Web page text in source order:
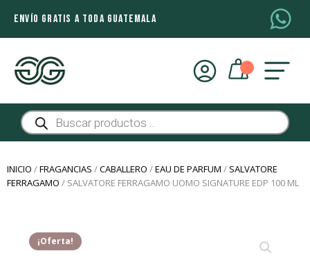
ENVÍO GRATIS A TODA GUATEMALA
Búsqueda
de
productos
INICIO /FRAGANCIAS /CABALLERO /EAU DE PARFUM / SALVATORE
FERRAGAMO / SALVATORE FERRAGAMO UOMO SIGNATURE EDP 100 ML
¡Oferta!